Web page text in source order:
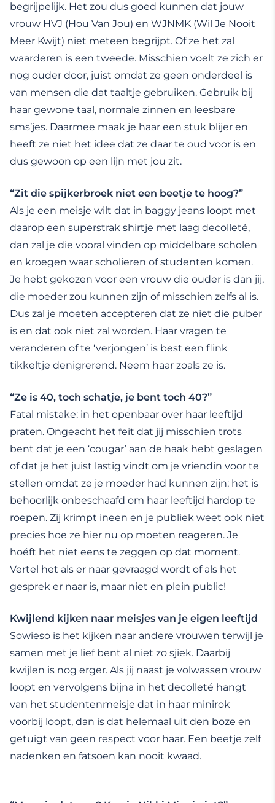
begrijpelijk. Het zou dus goed kunnen dat jouw
vrouw HVJ (Hou Van Jou) en WJNMK (Wil Je Nooit
Meer Kwijt) niet meteen begrijpt. Of ze het zal
waarderen is een tweede. Misschien voelt ze zich er
nog ouder door, juist omdat ze geen onderdeel is
van mensen die dat taaltje gebruiken. Gebruik bij
haar gewone taal, normale zinnen en leesbare
sms’jes. Daarmee maak je haar een stuk blijer en
heeft ze niet het idee dat ze daar te oud voor is en
dus gewoon op een lijn met jou zit.
“Zit die spijkerbroek niet een beetje te hoog?”
Als je een meisje wilt dat in baggy jeans loopt met
daarop een superstrak shirtje met laag decolleté,
dan zal je die vooral vinden op middelbare scholen
en kroegen waar scholieren of studenten komen.
Je hebt gekozen voor een vrouw die ouder is dan jij,
die moeder zou kunnen zijn of misschien zelfs al is.
Dus zal je moeten accepteren dat ze niet die puber
is en dat ook niet zal worden. Haar vragen te
veranderen of te ‘verjongen’ is best een flink
tikkeltje denigrerend. Neem haar zoals ze is.
“Ze is 40, toch schatje, je bent toch 40?”
Fatal mistake: in het openbaar over haar leeftijd
praten. Ongeacht het feit dat jij misschien trots
bent dat je een ‘cougar’ aan de haak hebt geslagen
of dat je het juist lastig vindt om je vriendin voor te
stellen omdat ze je moeder had kunnen zijn; het is
behoorlijk onbeschaafd om haar leeftijd hardop te
roepen. Zij krimpt ineen en je publiek weet ook niet
precies hoe ze hier nu op moeten reageren. Je
hoéft het niet eens te zeggen op dat moment.
Vertel het als er naar gevraagd wordt of als het
gesprek er naar is, maar niet en plein public!
Kwijlend kijken naar meisjes van je eigen leeftijd
Sowieso is het kijken naar andere vrouwen terwijl je
samen met je lief bent al niet zo sjiek. Daarbij
kwijlen is nog erger. Als jij naast je volwassen vrouw
loopt en vervolgens bijna in het decolleté hangt
van het studentenmeisje dat in haar minirok
voorbij loopt, dan is dat helemaal uit den boze en
getuigt van geen respect voor haar. Een beetje zelf
nadenken en fatsoen kan nooit kwaad.